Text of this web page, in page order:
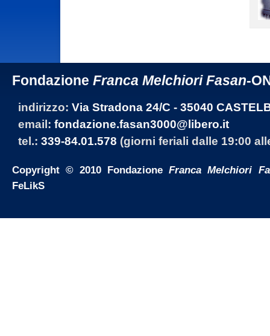
Fondazione Franca Melchiori Fasan-
indirizzo: Via Stradona 24/C - 35040
email: fondazione.fasan3000@libero.it
tel.: 339-84.01.578 (giorni feriali dalle 19:00
Copyright © 2010 FondazioneFranca Melchiori
FeLikS